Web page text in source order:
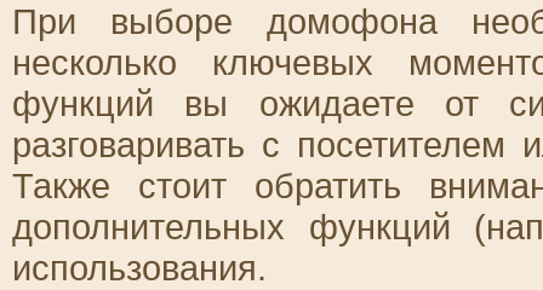
При выборе домофона
несколько ключевых
функций вы ожидаете от
разговаривать с посетителем
Также стоит обратить
дополнительных функций
использования.